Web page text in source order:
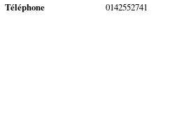
Téléphone
0142552741